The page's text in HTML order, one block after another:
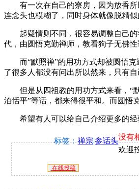
有一次在自己的寮房，因为放香所
连念头也模糊了，同时身体就像脱精
起疑情则不同，很容易调整自己的
代，由圆悟克勤禅师，教看狗子无佛
而“默照禅”的用功方式却被圆悟克
了很多人都没有问出所以然来，只有自
但是从四祖教的用功方式来看，“默
泊恬平”等话，都来得很平和。而圆悟
希望有人可以给自己介绍更多的经
标签：禅宗|参话头没有
欢迎
在线投稿